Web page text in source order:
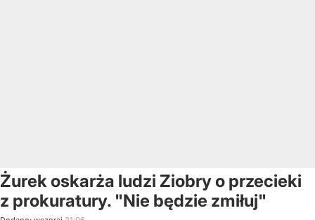
Żurek oskarża ludzi Ziobry o przecieki
z prokuratury. "Nie będzie zmiłuj"